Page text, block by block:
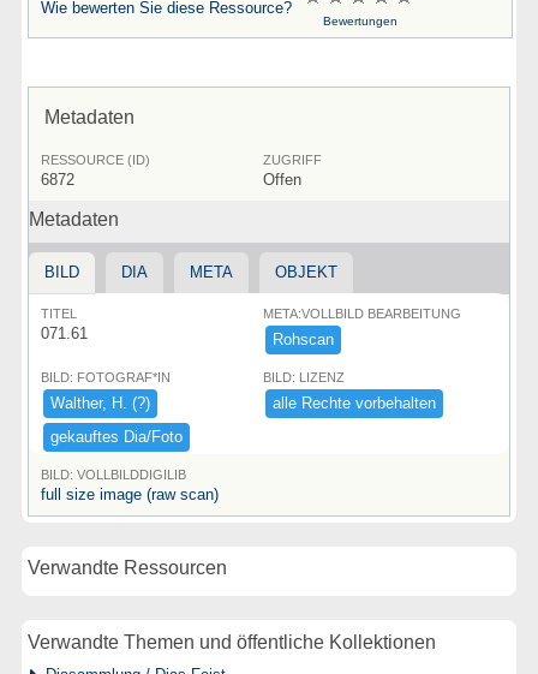
Wie bewerten Sie diese Ressource?
Bewertungen
Metadaten
RESSOURCE (ID)
6872
ZUGRIFF
Offen
Metadaten
BILD DIA META OBJEKT
TITEL
071.61
META:VOLLBILD BEARBEITUNG
Rohscan
BILD: FOTOGRAF*IN
Walther,​ ​H.​ ​(​?​)​
gekauftes ​Dia/​Foto
BILD: LIZENZ
alle ​Rechte ​vorbehalten
BILD: VOLLBILDDIGILIB
full size image (raw scan)
Verwandte Ressourcen
Verwandte Themen und öffentliche Kollektionen